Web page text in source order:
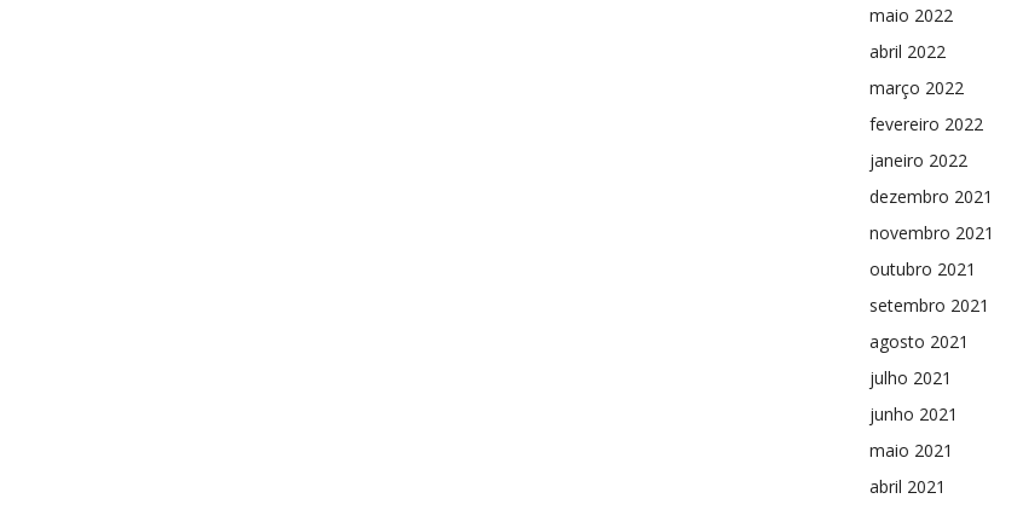
maio 2022
abril 2022
março 2022
fevereiro 2022
janeiro 2022
dezembro 2021
novembro 2021
outubro 2021
setembro 2021
agosto 2021
julho 2021
junho 2021
maio 2021
abril 2021